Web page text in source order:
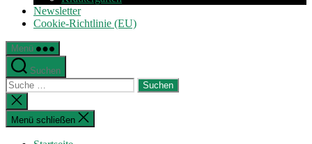
Newsletter
Cookie-Richtlinie (EU)
Menü
Suchen
Suche
nach:
Suche
schließen
Menü schließen